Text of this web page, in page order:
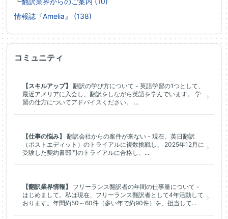
情報誌『Amelia』 (138)
コミュニティ
【スキルアップ】
翻訳の学び方について - 英語学習の1つとして、
最近アメリアに入会し、翻訳をしながら英語を学んでいます。 学
習の仕方についてアドバイスください。 ...
【仕事の悩み】
翻訳会社からの案件が来ない - 現在、英日翻訳
（ポストエディット）のトライアルに複数挑戦し、 2025年12月に
受験した契約書部門のトライアルに合格し、...
【翻訳業界情報】
フリーランス翻訳者の年間の仕事量について -
はじめまして。私は現在、フリーランス翻訳者として4年活動して
おります。年間約50～60件（多い年で約90件）を、担当して...